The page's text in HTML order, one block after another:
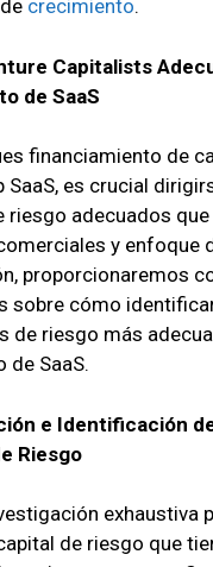
crecimiento.
Capitalists
de SaaS
financiamiento de
SaaS, es crucial
riesgo adecuados que
y enfoque
proporcionaremos
sobre cómo
de riesgo más
de SaaS.
e Identificación
Riesgo
exhaustiva
de riesgo que